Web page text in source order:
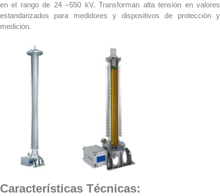
en el rango de 24 –550 kV. Transforman alta tensión en valores
estandarizados para medidores y dispositivos de protección y
medición.
Características Técnicas: